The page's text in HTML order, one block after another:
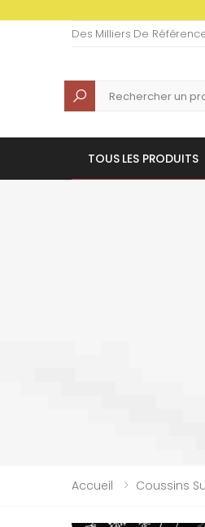
Des Milliers De
Recherche
TOUS LES PRODUITS
Accueil Coussins